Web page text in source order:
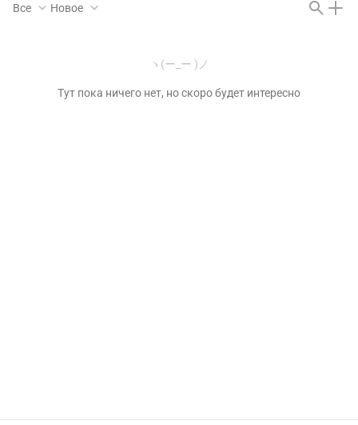
Все Новое
ヽ(ー_ー )ノ
Тут пока ничего нет, но скоро будет интересно